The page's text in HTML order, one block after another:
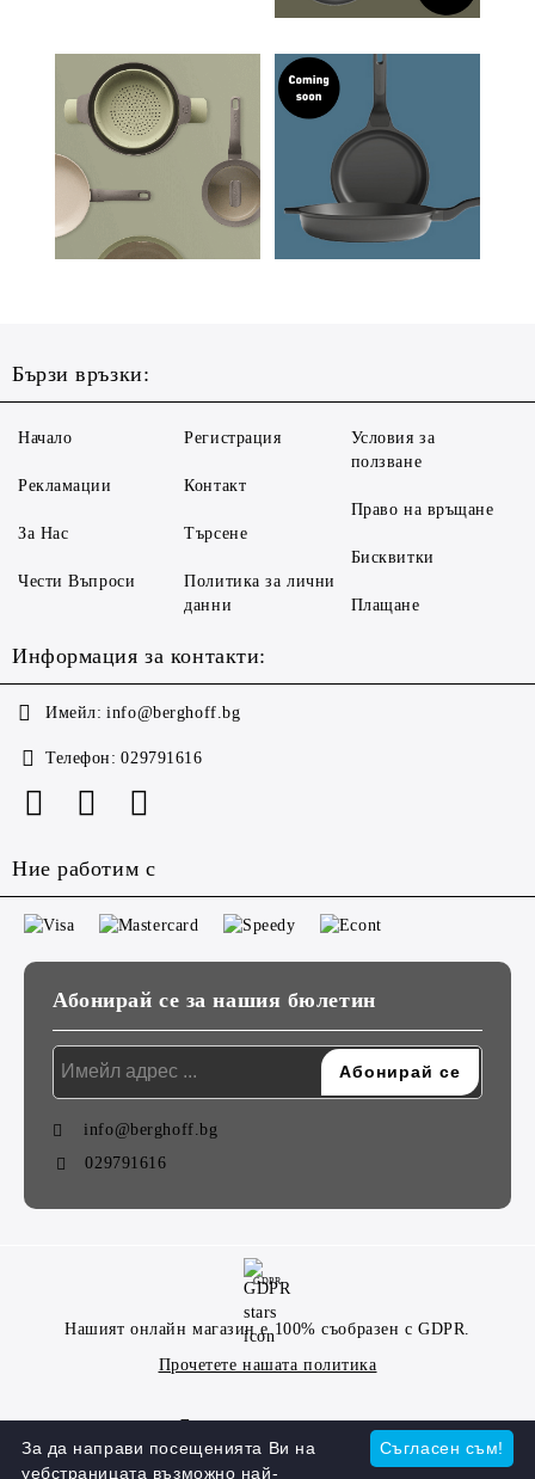
Бързи връзки:
Начало
Рекламации
За Нас
Чести Въпроси
Регистрация
Контакт
Търсене
Политика за лични
данни
Условия за
ползване
Право на връщане
Бисквитки
Плащане
Информация за контакти:
Имейл: info@berghoff.bg
Телефон: 029791616
Ние работим с
Абонирай се за нашия бюлетин
info@berghoff.bg
029791616
GDPR
Нашият онлайн магазин е 100% съобразен с GDPR.
Прочетете нашата политика
Моите лични данни
Съгласен съм!
За да направи посещенията Ви на
уебстраницата възможно най-